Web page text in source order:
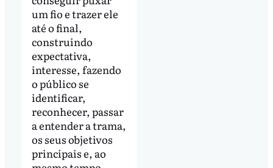
um fio e trazer ele
até o final,
construindo
expectativa,
interesse, fazendo
o público se
identificar,
reconhecer, passar
a entender a trama,
os seus objetivos
principais e, ao